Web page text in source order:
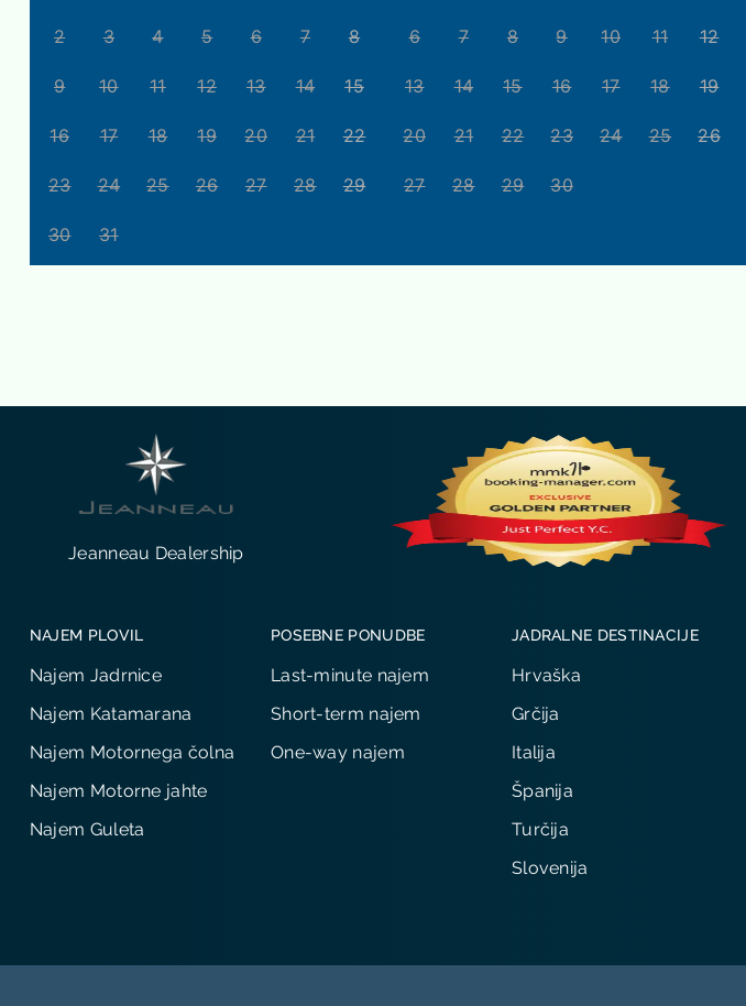
2 3 4 5 6 7 8
9 10 11 12 13 14 15
16 17 18 19 20 21 22
23 24 25 26 27 28 29
30 31
6 7 8 9 10 11 12
13 14 15 16 17 18 19
20 21 22 23 24 25 26
27 28 29 30
Jeanneau Dealership
NAJEM PLOVIL
Najem Jadrnice
Najem Katamarana
Najem Motornega čolna
Najem Motorne jahte
Najem Guleta
POSEBNE PONUDBE
Last-minute najem
Short-term najem
One-way najem
JADRALNE DESTINACIJE
Hrvaška
Grčija
Italija
Španija
Turčija
Slovenija